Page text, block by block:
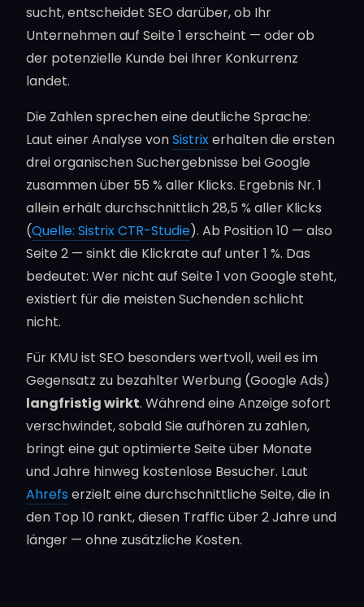
sucht, entscheidet SEO darüber, ob Ihr
Unternehmen auf Seite 1 erscheint — oder ob
der potenzielle Kunde bei Ihrer Konkurrenz
landet.
Die Zahlen sprechen eine deutliche Sprache:
Laut einer Analyse vonSistrixerhalten die ersten
drei organischen Suchergebnisse bei Google
zusammen über 55 % aller Klicks. Ergebnis Nr. 1
allein erhält durchschnittlich 28,5 % aller Klicks
(Quelle: Sistrix CTR-Studie). Ab Position 10 — also
Seite 2 — sinkt die Klickrate auf unter 1 %. Das
bedeutet: Wer nicht auf Seite 1 von Google steht,
existiert für die meisten Suchenden schlicht
nicht.
Für KMU ist SEO besonders wertvoll, weil es im
Gegensatz zu bezahlter Werbung (Google Ads)
langfristig wirkt. Während eine Anzeige sofort
verschwindet, sobald Sie aufhören zu zahlen,
bringt eine gut optimierte Seite über Monate
und Jahre hinweg kostenlose Besucher. Laut
Ahrefs erzielt eine durchschnittliche Seite, die in
den Top 10 rankt, diesen Traffic über 2 Jahre und
länger — ohne zusätzliche Kosten.